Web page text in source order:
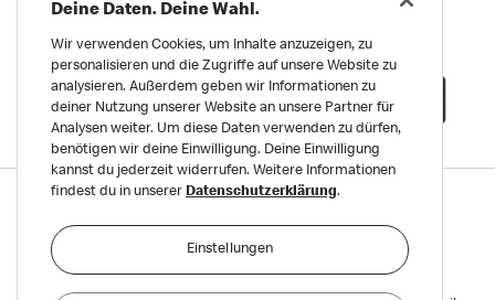
Datenschutz
Deine Daten. Deine Wahl.
Wir verwenden Cookies, um Inhalte anzuzeigen, zu
personalisieren und die Zugriffe auf unsere Website zu
analysieren. Außerdem geben wir Informationen zu
deiner Nutzung unserer Website an unsere Partner für
Analysen weiter. Um diese Daten verwenden zu dürfen,
benötigen wir deine Einwilligung. Deine Einwilligung
kannst du jederzeit widerrufen. Weitere Informationen
findest du in unserer Datenschutzerklärung.
Einstellungen